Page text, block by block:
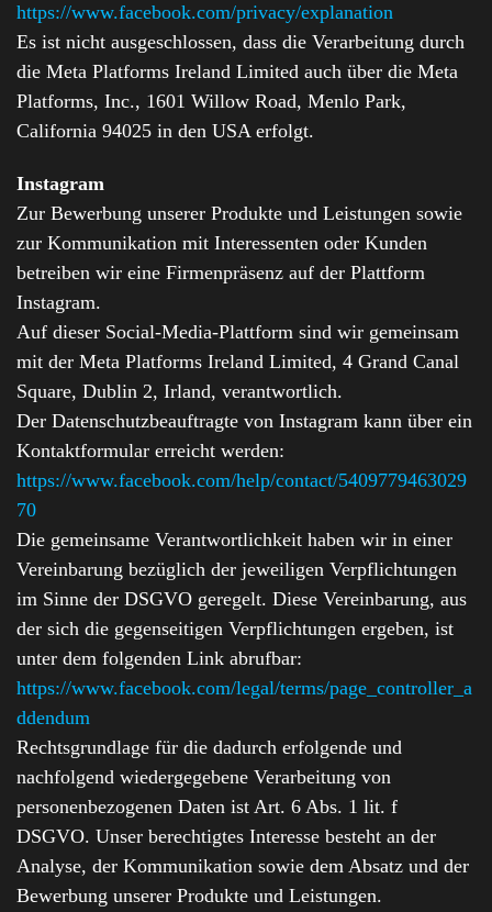
https://www.facebook.com/privacy/explanation
Es ist nicht ausgeschlossen, dass die Verarbeitung durch
die Meta Platforms Ireland Limited auch über die Meta
Platforms, Inc., 1601 Willow Road, Menlo Park,
California 94025 in den USA erfolgt.
Instagram
Zur Bewerbung unserer Produkte und Leistungen sowie
zur Kommunikation mit Interessenten oder Kunden
betreiben wir eine Firmenpräsenz auf der Plattform
Instagram.
Auf dieser Social-Media-Plattform sind wir gemeinsam
mit der Meta Platforms Ireland Limited, 4 Grand Canal
Square, Dublin 2, Irland, verantwortlich.
Der Datenschutzbeauftragte von Instagram kann über ein
Kontaktformular erreicht werden:
https://www.facebook.com/help/contact/5409779463029
70
Die gemeinsame Verantwortlichkeit haben wir in einer
Vereinbarung bezüglich der jeweiligen Verpflichtungen
im Sinne der DSGVO geregelt. Diese Vereinbarung, aus
der sich die gegenseitigen Verpflichtungen ergeben, ist
unter dem folgenden Link abrufbar:
https://www.facebook.com/legal/terms/page_controller_a
ddendum
Rechtsgrundlage für die dadurch erfolgende und
nachfolgend wiedergegebene Verarbeitung von
personenbezogenen Daten ist Art. 6 Abs. 1 lit. f
DSGVO. Unser berechtigtes Interesse besteht an der
Analyse, der Kommunikation sowie dem Absatz und der
Bewerbung unserer Produkte und Leistungen.